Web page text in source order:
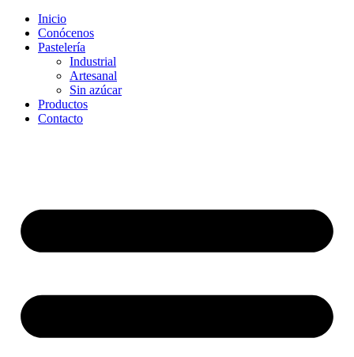
Inicio
Conócenos
Pastelería
Industrial
Artesanal
Sin azúcar
Productos
Contacto